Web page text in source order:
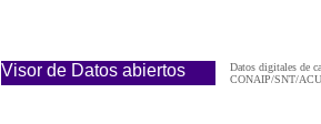
Visor de Datos abiertos
Datos digitales de
CONAIP/SNT/